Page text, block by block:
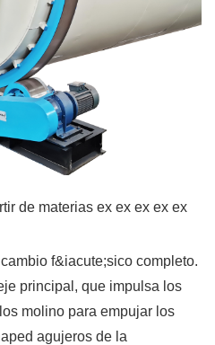
de materias ex ex ex ex ex
f&iacute;sico completo.
principal, que impulsa los
molino para empujar los
agujeros de la